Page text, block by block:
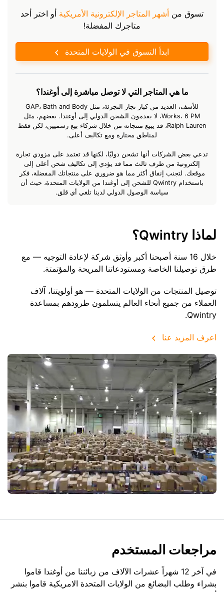
تسوق من أشهر المتاجر الإلكترونية الأمريكية أو اختر أحد
متاجرك المفضلة!
ابدأ التسوق في الولايات المتحدة
ما هي المتاجر التي لا توصل مباشرة إلى أوغندا؟
للأسف، العديد من كبار تجار التجزئة، مثل GAP، Bath and Body
Works، 6 PM، لا يقدمون الشحن الدولي إلى أوغندا. بعضهم، مثل
Ralph Lauren، قد يبيع منتجاته من خلال شركاء بيع رسميين، لكن فقط
لمناطق مختارة ومع تكاليف أعلى.
تدعي بعض الشركات أنها تشحن دوليًا، لكنها قد تعتمد على مزودي تجارة
إلكترونية من طرف ثالث مما قد يؤدي إلى تكاليف شحن أعلى إلى
موقعك. لتجنب إنفاق أكثر مما هو ضروري على منتجاتك المفضلة، فكر
باستخدام Qwintry للشحن إلى أوغندا من الولايات المتحدة، حيث أن
سياسة الوصول الدولي لدينا تلغي أي قلق.
لماذا Qwintry؟
خلال 16 سنة أصبحنا أكبر وأوثق شركة لإعادة التوجيه — مع
طرق توصيلنا الخاصة ومستودعاتنا المريحة والمؤتمتة.
توصيل المنتجات من الولايات المتحدة — هو أولويتنا، آلاف
العملاء من جميع أنحاء العالم يتسلمون طرودهم بمساعدة
Qwintry.
اعرف المزيد عنا
مراجعات المستخدم
في آخر 12 شهراً عشرات الآلاف من زبائننا من أوغندا قاموا
بشراء وطلب البضائع من الولايات المتحدة الامريكية قاموا بنشر